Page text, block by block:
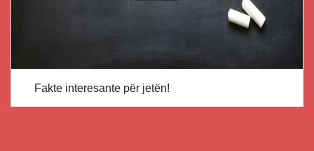
Fakte interesante për jetën!